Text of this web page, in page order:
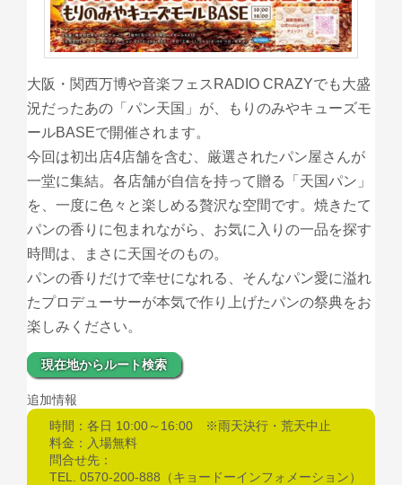
大阪・関西万博や音楽フェスRADIO CRAZYでも大盛
況だったあの「パン天国」が、もりのみやキューズモ
ールBASEで開催されます。
今回は初出店4店舗を含む、厳選されたパン屋さんが
一堂に集結。各店舗が自信を持って贈る「天国パン」
を、一度に色々と楽しめる贅沢な空間です。焼きたて
パンの香りに包まれながら、お気に入りの一品を探す
時間は、まさに天国そのもの。
パンの香りだけで幸せになれる、そんなパン愛に溢れ
たプロデューサーが本気で作り上げたパンの祭典をお
楽しみください。
現在地からルート検索
追加情報
時間：各日 10:00～16:00 ※雨天決行・荒天中止
料金：入場無料
問合せ先：
TEL. 0570-200-888（キョードーインフォメーション）